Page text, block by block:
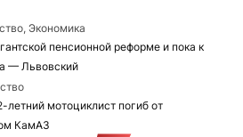
Экономика
пенсионной реформе и пока к
— Львовский
мотоциклист погиб от
КамАЗ